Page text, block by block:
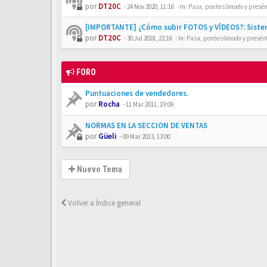
porDT20C -24 Nov 2020, 11:16 - In: Pasa, ponte cómodo y
[IMPORTANTE] ¿Cómo subir FOTOS y VÍDEOS?:
porDT20C - 30 Jul 2018, 22:16 - In: Pasa, ponte cómodo y
FORO
Puntuaciones de vendedores.
porRocha -11 Mar 2011, 19:09
NORMAS EN LA SECCION DE VENTAS
porGüeli -09 Mar 2013, 13:00
Nuevo Tema
Volver a Índice general